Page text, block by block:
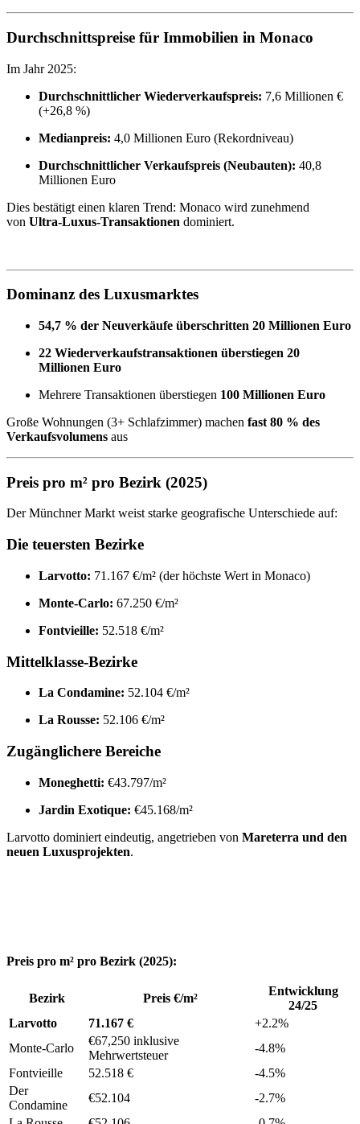
Durchschnittspreise für Immobilien in Monaco
Im Jahr 2025:
Durchschnittlicher Wiederverkaufspreis: 7,6 Millionen €
(+26,8 %)
Medianpreis: 4,0 Millionen Euro (Rekordniveau)
Durchschnittlicher Verkaufspreis (Neubauten): 40,8
Millionen Euro
Dies bestätigt einen klaren Trend: Monaco wird zunehmend
von Ultra-Luxus-Transaktionen dominiert.
Dominanz des Luxusmarktes
54,7 % der Neuverkäufe überschritten 20 Millionen Euro
22 Wiederverkaufstransaktionen überstiegen 20
Millionen Euro
Mehrere Transaktionen überstiegen 100 Millionen Euro
Große Wohnungen (3+ Schlafzimmer) machen fast 80 % des
Verkaufsvolumens aus
Preis pro m² pro Bezirk (2025)
Der Münchner Markt weist starke geografische Unterschiede auf:
Die teuersten Bezirke
Larvotto: 71.167 €/m² (der höchste Wert in Monaco)
Monte-Carlo: 67.250 €/m²
Fontvieille: 52.518 €/m²
Mittelklasse-Bezirke
La Condamine: 52.104 €/m²
La Rousse: 52.106 €/m²
Zugänglichere Bereiche
Moneghetti: €43.797/m²
Jardin Exotique: €45.168/m²
Larvotto dominiert eindeutig, angetrieben von Mareterra und den
neuen Luxusprojekten.
Preis pro m² pro Bezirk (2025):
Bezirk Preis €/m²
Entwicklung
24/25
Larvotto
71.167 €
+2.2%
Monte-Carlo
€67,250 inklusive
Mehrwertsteuer
-4.8%
Fontvieille
52.518 €
-4.5%
Der
Condamine
€52.104
-2.7%